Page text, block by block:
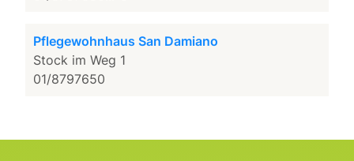
Pflegewohnhaus San Damiano
Stock im Weg 1
01/8797650